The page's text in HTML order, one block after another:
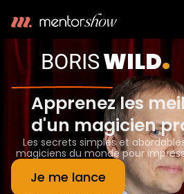
BORISWILD.
Apprenez les
d'un magicien
Les secrets simples et
magiciens du monde pour
Je me lance